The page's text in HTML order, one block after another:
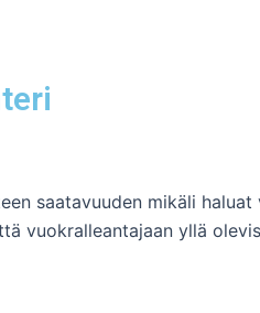
saatavuuden mikäli haluat
vuokralleantajaan yllä